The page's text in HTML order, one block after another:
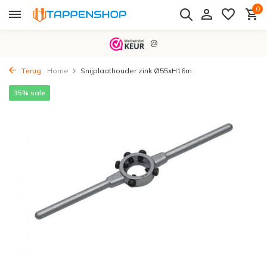
0
@
Terug Home Snijplaathouder zink Ø55xH16m
35% sale